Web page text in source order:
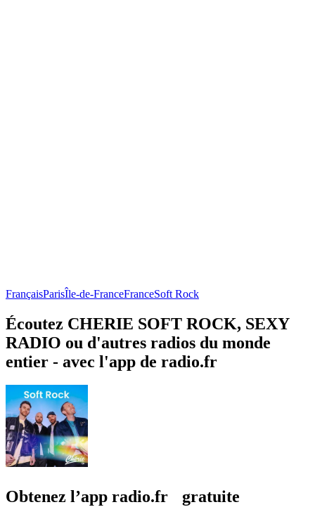
FrançaisParisÎle-de-FranceFranceSoft Rock
Écoutez CHERIE SOFT ROCK, SEXY
RADIO ou d'autres radios du monde
entier - avec l'app de radio.fr
Obtenez l’app radio.fr gratuite